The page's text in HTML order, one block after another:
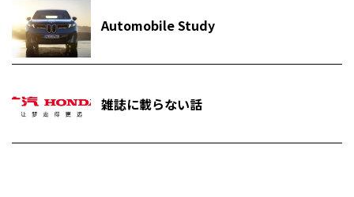
Automobile Study
雑誌に載らない話